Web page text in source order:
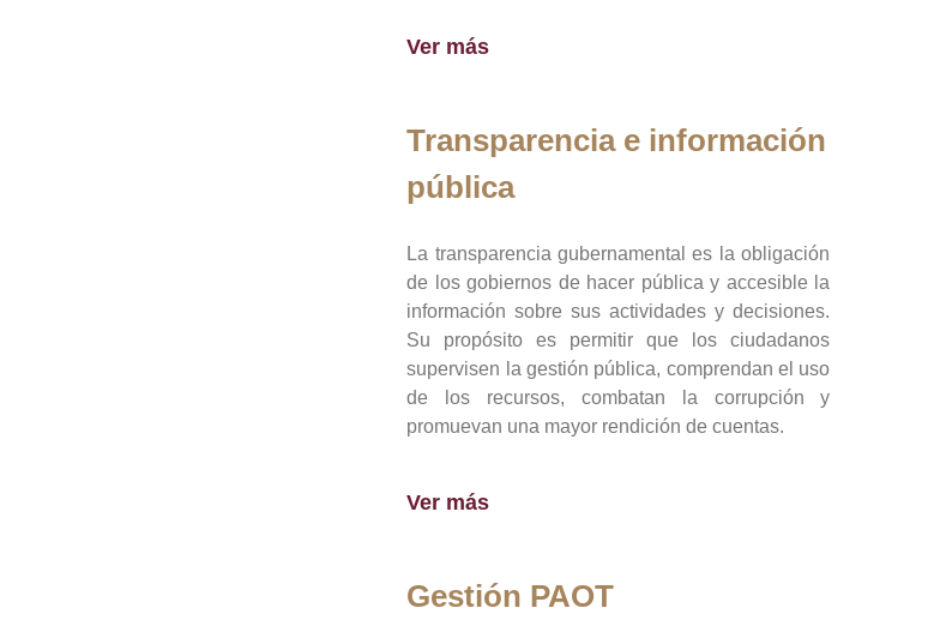
Ver más
Transparencia e información
pública
La transparencia gubernamental es la obligación
de los gobiernos de hacer pública y accesible la
información sobre sus actividades y decisiones.
Su propósito es permitir que los ciudadanos
supervisen la gestión pública, comprendan el uso
de los recursos, combatan la corrupción y
promuevan una mayor rendición de cuentas.
Ver más
Gestión PAOT